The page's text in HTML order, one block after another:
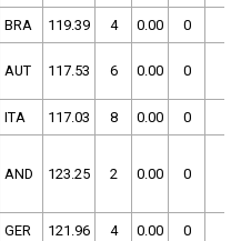
BRA 119.39 4 0.00 0
AUT 117.53 6 0.00 0
ITA 117.03 8 0.00 0
AND 123.25 2 0.00 0
GER 121.96 4 0.00 0